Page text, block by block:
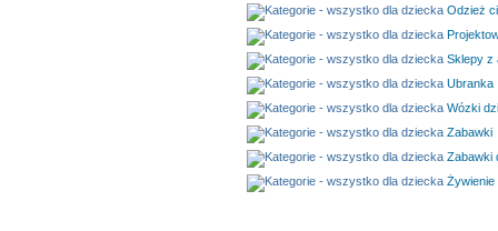
Odzież
Sklepy z
Ubranka
Wózki
Zabawki
Zabawki
Żywienie